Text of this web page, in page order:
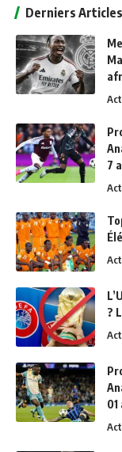
Derniers Articles
7
?